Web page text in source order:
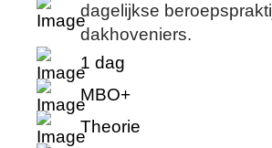
dagelijkse
dakhoveniers.
1 dag
MBO+
Theorie